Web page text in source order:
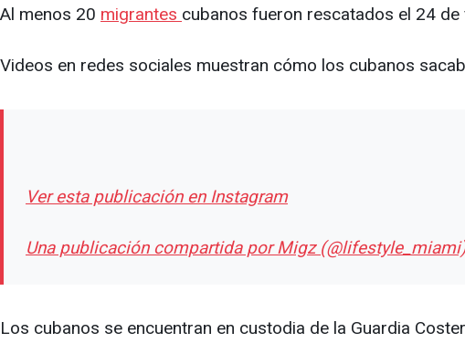
Al menos 20 migrantes cubanos fueron rescatados el 24
Videos en redes sociales muestran cómo los cubanos
Ver esta publicación en Instagram
Una publicación compartida por Migz
Los cubanos se encuentran en custodia de la Guardia